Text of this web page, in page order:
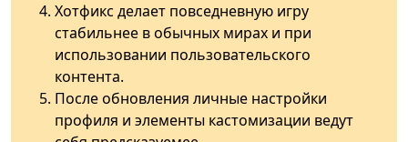
Хотфикс делает повседневную игру
стабильнее в обычных мирах и при
использовании пользовательского
контента.
После обновления личные настройки
профиля и элементы кастомизации ведут